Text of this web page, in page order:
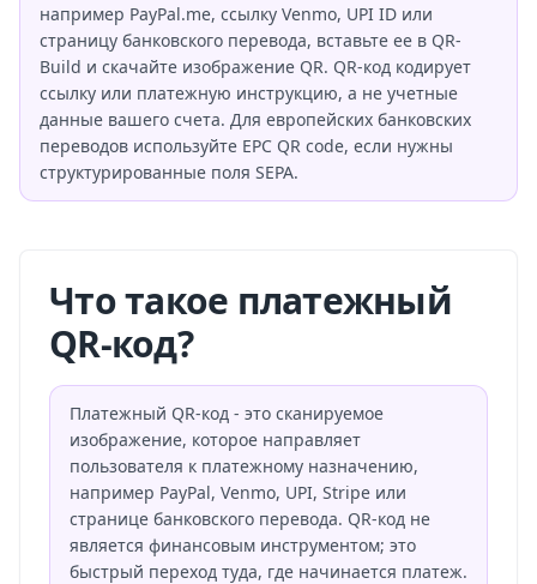
например PayPal.me, ссылку Venmo, UPI ID или
страницу банковского перевода, вставьте ее в QR-
Build и скачайте изображение QR. QR-код кодирует
ссылку или платежную инструкцию, а не учетные
данные вашего счета. Для европейских банковских
переводов используйте EPC QR code, если нужны
структурированные поля SEPA.
Что такое платежный
QR-код?
Платежный QR-код - это сканируемое
изображение, которое направляет
пользователя к платежному назначению,
например PayPal, Venmo, UPI, Stripe или
странице банковского перевода. QR-код не
является финансовым инструментом; это
быстрый переход туда, где начинается платеж.